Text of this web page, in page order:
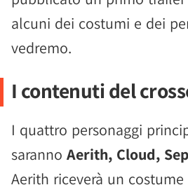
alcuni dei costumi e dei
vedremo.
I contenuti del
I quattro personaggi
saranno Aerith, Cloud,
Aerith riceverà un